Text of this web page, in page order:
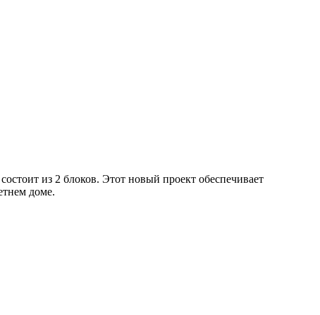
из 2 блоков. Этот новый проект обеспечивает
доме.